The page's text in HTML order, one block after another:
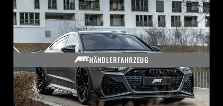
HÄNDLERFAHRZEUG